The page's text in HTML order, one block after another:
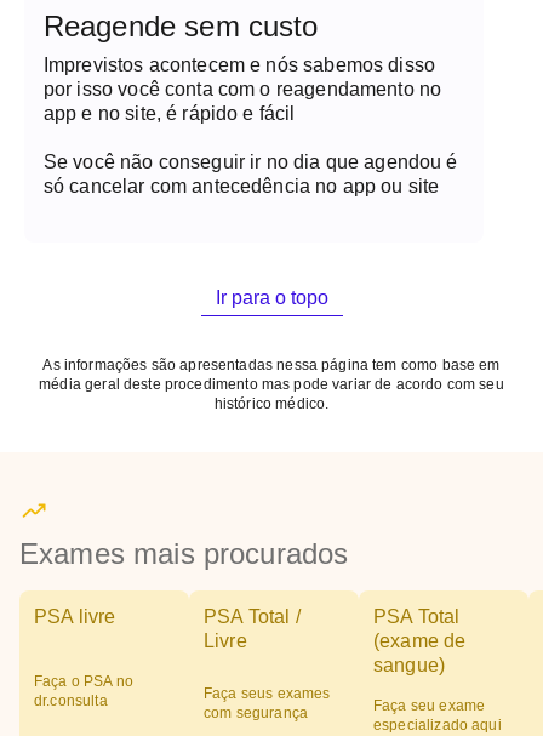
Reagende sem custo
Imprevistos acontecem e nós sabemos disso
por isso você conta com o reagendamento no
app e no site, é rápido e fácil
Se você não conseguir ir no dia que agendou é
só cancelar com antecedência no app ou site
Ir para o topo
As informações são apresentadas nessa página tem como base em
média geral deste procedimento mas pode variar de acordo com seu
histórico médico.
Exames mais procurados
PSA livre
Faça o PSA no
dr.consulta
PSA Total /
Livre
Faça seus exames
com segurança
PSA Total
(exame de
sangue)
Faça seu exame
especializado aqui